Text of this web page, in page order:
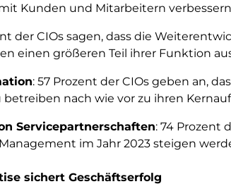
Kunden und Mitarbeitern
der CIOs sagen, dass die
einen größeren Teil ihrer Funktion
: 57 Prozent der CIOs geben an,
betreiben nach wie vor zu ihren
Servicepartnerschaften: 74 Prozent
im Jahr 2023 steigen
sichert Geschäftserfolg